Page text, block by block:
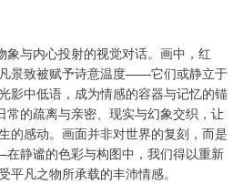
象与内心投射的视觉对话。画中，红
景致被赋予诗意温度——它们或静立于
影中低语，成为情感的容器与记忆的锚
常的疏离与亲密、现实与幻象交织，让
的感动。画面并非对世界的复刻，而是
静谧的色彩与构图中，我们得以重新
平凡之物所承载的丰沛情感。